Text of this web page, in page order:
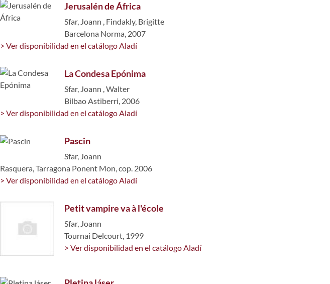
Jerusalén de África
Sfar, Joann , Findakly, Brigitte
Barcelona Norma, 2007
> Ver disponibilidad en el catálogo Aladí
La Condesa Epónima
Sfar, Joann ,Walter
Bilbao Astiberri, 2006
> Ver disponibilidad en el catálogo Aladí
Pascin
Sfar, Joann
Rasquera, Tarragona Ponent Mon, cop. 2006
> Ver disponibilidad en el catálogo Aladí
Petit vampire va à l'école
Sfar, Joann
Tournai Delcourt, 1999
> Ver disponibilidad en el catálogo Aladí